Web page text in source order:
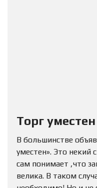
Торг уместен
В большинстве
уместен». Это некий
сам понимает ,что
велика. В таком